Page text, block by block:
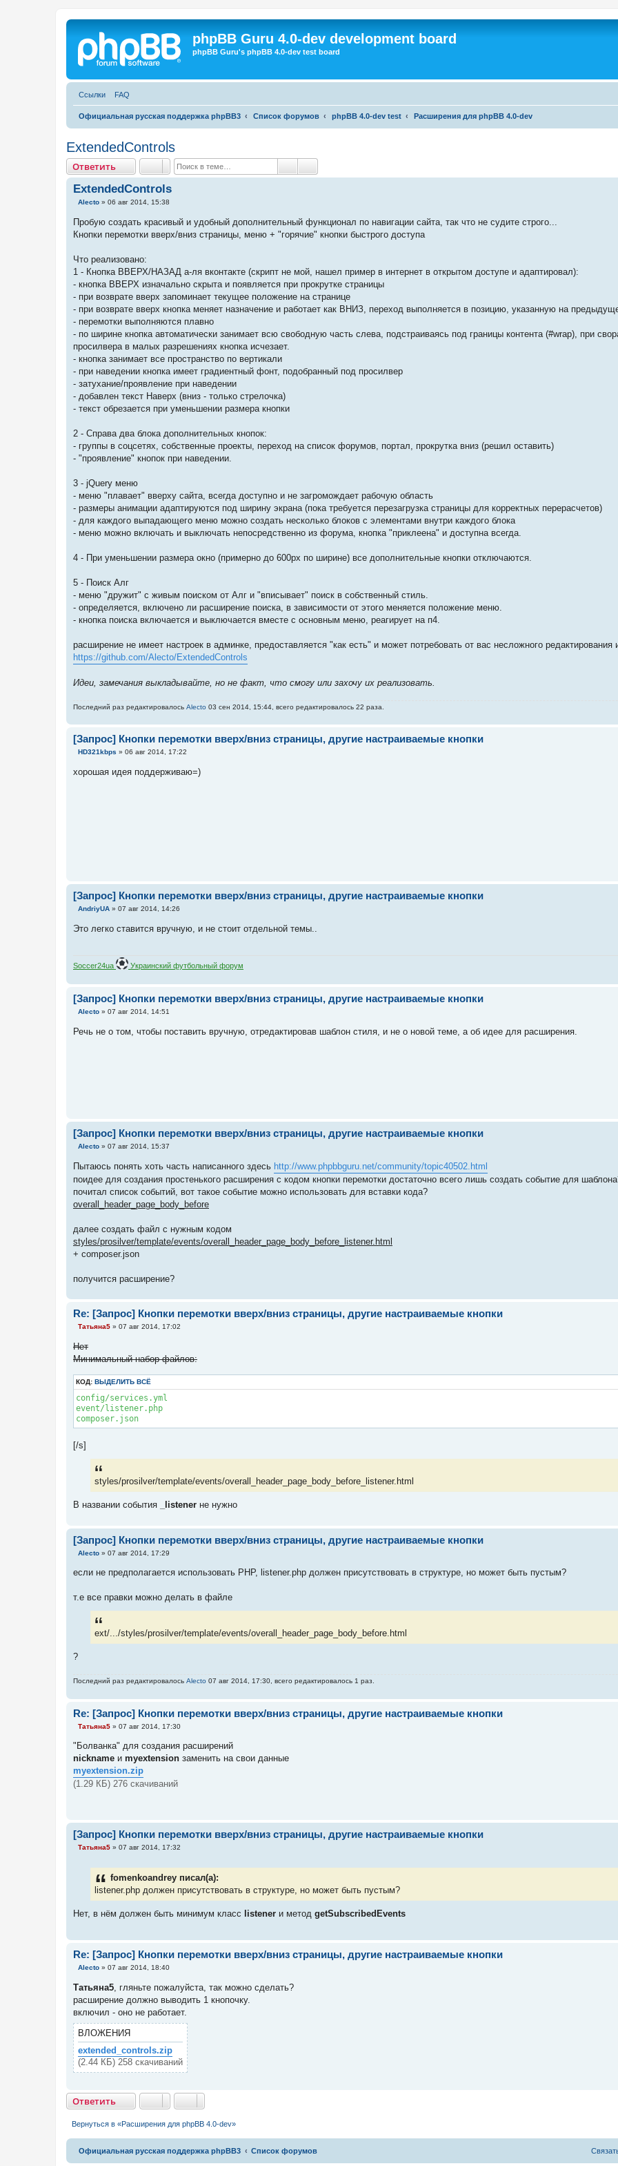
phpBB Guru 4.0-dev development board
phpBB Guru's phpBB 4.0-dev test board
Ссылки FAQ
Официальная русская поддержка phpBB3 Список форумов phpBB 4.0-dev test Расширения для phpBB 4.0-dev
ExtendedControls
Ответить
Ответить ПоискРасширенный поиск
ExtendedControls
С
о
б
щ
и
Alecto » 06 авг 2014, 15:38
Пробую создать красивый и удобный дополнительный функционал по навигации сайта, так что не судите строго...
Кнопки перемотки вверх/вниз страницы, меню + "горячие" кнопки быстрого доступа
Что реализовано:
1 - Кнопка ВВЕРХ/НАЗАД а-ля вконтакте (скрипт не мой, нашел пример в интернет в открытом доступе и адаптировал):
- кнопка ВВЕРХ изначально скрыта и появляется при прокрутке страницы
- при возврате вверх запоминает текущее положение на странице
- при возврате вверх кнопка меняет назначение и работает как ВНИЗ, переход выполняется в позицию, указанную на
- перемотки выполняются плавно
- по ширине кнопка автоматически занимает всю свободную часть слева, подстраиваясь под границы контента (#wrap), при
просилвера в малых разрешениях кнопка исчезает.
- кнопка занимает все пространство по вертикали
- при наведении кнопка имеет градиентный фонт, подобранный под просилвер
- затухание/проявление при наведении
- добавлен текст Наверх (вниз - только стрелочка)
- текст обрезается при уменьшении размера кнопки
2 - Справа два блока дополнительных кнопок:
- группы в соцсетях, собственные проекты, переход на список форумов, портал, прокрутка вниз (решил оставить)
- "проявление" кнопок при наведении.
3 - jQuery меню
- меню "плавает" вверху сайта, всегда доступно и не загромождает рабочую область
- размеры анимации адаптируются под ширину экрана (пока требуется перезагрузка страницы для корректных перерасчетов)
- для каждого выпадающего меню можно создать несколько блоков с элементами внутри каждого блока
- меню можно включать и выключать непосредственно из форума, кнопка "приклеена" и доступна всегда.
4 - При уменьшении размера окно (примерно до 600px по ширине) все дополнительные кнопки отключаются.
5 - Поиск Алг
- меню "дружит" с живым поиском от Алг и "вписывает" поиск в собственный стиль.
- определяется, включено ли расширение поиска, в зависимости от этого меняется положение меню.
- кнопка поиска включается и выключается вместе с основным меню, реагирует на п4.
расширение не имеет настроек в админке, предоставляется "как есть" и может потребовать от вас несложного редактирования
https://github.com/Alecto/ExtendedControls
Идеи, замечания выкладывайте, но не факт, что смогу или захочу их реализовать.
Последний раз редактировалось Alecto 03 сен 2014, 15:44, всего редактировалось 22 раза.
[Запрос] Кнопки перемотки вверх/вниз страницы, другие настраиваемые кнопки
С
б
HD321kbps » 06 авг 2014, 17:22
хорошая идея поддерживаю=)
[Запрос] Кнопки перемотки вверх/вниз страницы, другие настраиваемые кнопки
С
о
б
и
AndriyUA » 07 авг 2014, 14:26
Это легко ставится вручную, и не стоит отдельной темы..
Soccer24ua Украинский футбольный форум
[Запрос] Кнопки перемотки вверх/вниз страницы, другие настраиваемые кнопки
С
о
б
Alecto » 07 авг 2014, 14:51
Речь не о том, чтобы поставить вручную, отредактировав шаблон стиля, и не о новой теме, а об идее для расширения.
[Запрос] Кнопки перемотки вверх/вниз страницы, другие настраиваемые кнопки
С
о
б
щ
н
и
Alecto » 07 авг 2014, 15:37
Пытаюсь понять хоть часть написанного здесь http://www.phpbbguru.net/community/topic40502.html
поидее для создания простенького расширения с кодом кнопки перемотки достаточно всего лишь создать событие для
почитал список событий, вот такое событие можно использовать для вставки кода?
overall_header_page_body_before
далее создать файл с нужным кодом
styles/prosilver/template/events/overall_header_page_body_before_listener.html
+ composer.json
получится расширение?
Re: [Запрос] Кнопки перемотки вверх/вниз страницы, другие настраиваемые кнопки
С
о
б
щ
н
и
Татьяна5 » 07 авг 2014, 17:02
Нет
Минимальный набор файлов:
КОД: ВЫДЕЛИТЬ ВСЁ
config/services.yml
event/listener.php
composer.json
[/s]
styles/prosilver/template/events/overall_header_page_body_before_listener.html
В названии события _listener не нужно
[Запрос] Кнопки перемотки вверх/вниз страницы, другие настраиваемые кнопки
С
б
н
Alecto » 07 авг 2014, 17:29
если не предполагается использовать PHP, listener.php должен присутствовать в структуре, но может быть пустым?
т.е все правки можно делать в файле
ext/.../styles/prosilver/template/events/overall_header_page_body_before.html
?
Последний раз редактировалось Alecto 07 авг 2014, 17:30, всего редактировалось 1 раз.
Re: [Запрос] Кнопки перемотки вверх/вниз страницы, другие настраиваемые кнопки
С
о
б
щ
н
Татьяна5 » 07 авг 2014, 17:30
"Болванка" для создания расширений
nickname и myextension заменить на свои данные
myextension.zip
(1.29 КБ) 276 скачиваний
[Запрос] Кнопки перемотки вверх/вниз страницы, другие настраиваемые кнопки
С
е
Татьяна5 » 07 авг 2014, 17:32
fomenkoandrey писал(а):
listener.php должен присутствовать в структуре, но может быть пустым?
Нет, в нём должен быть минимум класс listener и метод getSubscribedEvents
Re: [Запрос] Кнопки перемотки вверх/вниз страницы, другие настраиваемые кнопки
С
о
б
щ
н
и
е
Alecto » 07 авг 2014, 18:40
Татьяна5 , гляньте пожалуйста, так можно сделать?
расширение должно выводить 1 кнопочку.
включил - оно не работает.
ВЛОЖЕНИЯ
extended_controls.zip
(2.44 КБ) 258 скачиваний
Ответить
Ответить
Вернуться в «Расширения для phpBB 4.0-dev»
Официальная русская поддержка phpBB3 Список форумов
Связаться с
Связат